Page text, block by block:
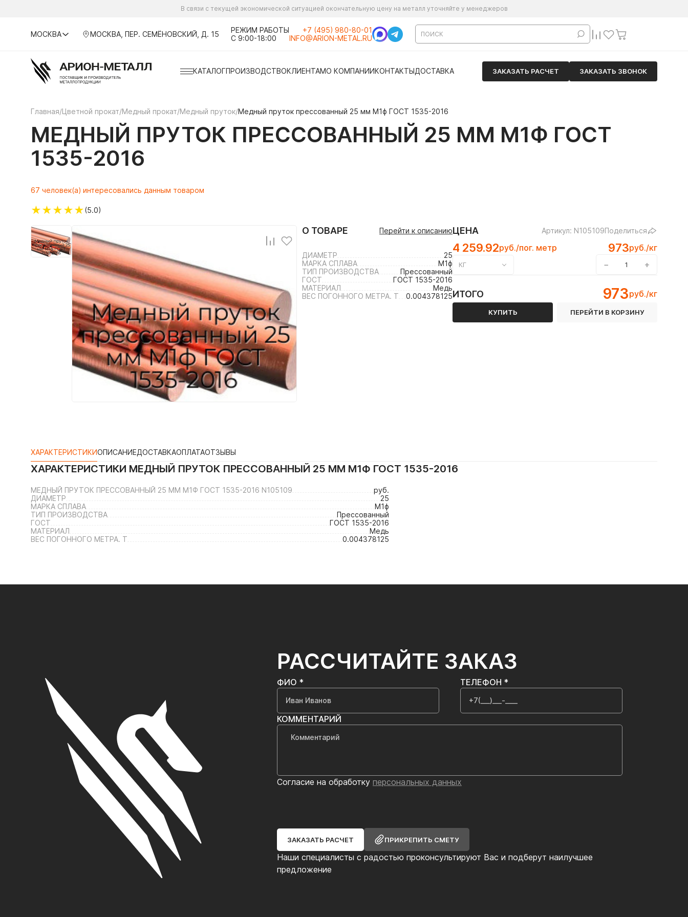
В связи с текущей экономической ситуацией окончательную цену на металл уточняйте у менеджеров
МОСКВА МОСКВА, ПЕР. СЕМЁНОВСКИЙ, Д. 15
РЕЖИМ РАБОТЫ
С 9:00-18:00
+7 (495) 980-80-01
INFO@ARION-METAL.RU
КАТАЛОГПРОИЗВОДСТВОКЛИЕНТАМО КОМПАНИИКОНТАКТЫДОСТАВКА ЗАКАЗАТЬ РАСЧЕТ ЗАКАЗАТЬ ЗВОНОК
Главная/Цветной прокат/Медный прокат/Медный пруток/Медный пруток прессованный 25 мм М1ф ГОСТ 1535-2016
МЕДНЫЙ ПРУТОК ПРЕССОВАННЫЙ 25 ММ М1Ф ГОСТ
1535-2016
67 человек(а) интересовались данным товаром
★★★★★(5.0)
О ТОВАРЕ Перейти к описанию
ДИАМЕТР
25
МАРКА СПЛАВА
М1ф
ТИП ПРОИЗВОДСТВА
Прессованный
ГОСТ
ГОСТ 1535-2016
МАТЕРИАЛ
Медь
ВЕС ПОГОННОГО МЕТРА. Т
0.004378125
ЦЕНА Артикул: N105109Поделиться
4 259.92руб./пог. метр 973руб./кг
КГ − +
ИТОГО 973руб./кг
КУПИТЬ ПЕРЕЙТИ В КОРЗИНУ
ХАРАКТЕРИСТИКИОПИСАНИЕДОСТАВКАОПЛАТАОТЗЫВЫ
ХАРАКТЕРИСТИКИ МЕДНЫЙ ПРУТОК ПРЕССОВАННЫЙ 25 ММ М1Ф ГОСТ 1535-2016
МЕДНЫЙ ПРУТОК ПРЕССОВАННЫЙ 25 ММ М1Ф ГОСТ 1535-2016 N105109
руб.
ДИАМЕТР
25
МАРКА СПЛАВА
М1ф
ТИП ПРОИЗВОДСТВА
Прессованный
ГОСТ
ГОСТ 1535-2016
МАТЕРИАЛ
Медь
ВЕС ПОГОННОГО МЕТРА. Т
0.004378125
РАССЧИТАЙТЕ ЗАКАЗ
Наши специалисты с радостью проконсультируют Вас и подберут наилучшее
предложение
ФИО * ТЕЛЕФОН *
КОММЕНТАРИЙ
Согласие на обработку персональных данных
ЗАКАЗАТЬ РАСЧЕТ ПРИКРЕПИТЬ СМЕТУ